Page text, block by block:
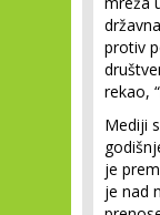
protiv
rekao,
Mediji
je
je nad